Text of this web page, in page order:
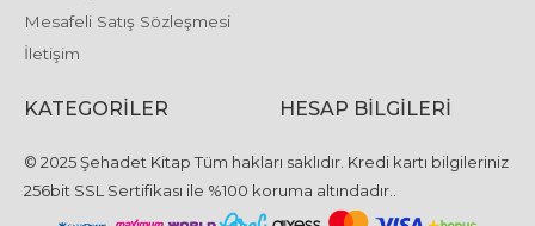
Mesafeli Satış Sözleşmesi
İletişim
KATEGORILER HESAP BILGILERI
© 2025 Şehadet Kitap Tüm hakları saklıdır. Kredi kartı bilgileriniz
256bit SSL Sertifikası ile %100 koruma altındadır..